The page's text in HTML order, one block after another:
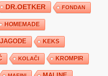
DR.OETKER FONDAN
HOMEMADE
JAGODE KEKS
KOLAČI KROMPIR